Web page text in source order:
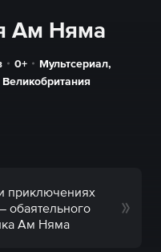
Ам Няма
0+ Мультсериал,
Великобритания
приключениях
обаятельного
Ам Няма